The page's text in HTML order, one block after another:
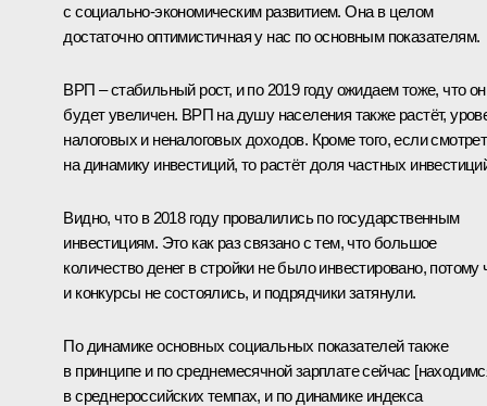
с социально‑экономическим развитием. Она в целом
достаточно оптимистичная у нас по основным показателям.
ВРП – стабильный рост, и по 2019 году ожидаем тоже, что он
будет увеличен. ВРП на душу населения также растёт,
налоговых и неналоговых доходов. Кроме того, если
на динамику инвестиций, то растёт доля частных
Видно, что в 2018 году провалились по государственным
инвестициям. Это как раз связано с тем, что большое
количество денег в стройки не было инвестировано, потому
и конкурсы не состоялись, и подрядчики затянули.
По динамике основных социальных показателей также
в принципе и по среднемесячной зарплате сейчас
в среднероссийских темпах, и по динамике индекса